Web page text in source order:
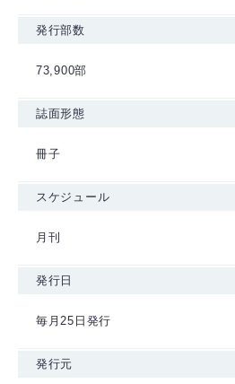
発行部数
73,900部
誌面形態
冊子
スケジュール
月刊
発行日
毎月25日発行
発行元